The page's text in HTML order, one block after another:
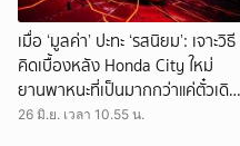
เมื่อ ‘มูลค่า’ ปะทะ ‘รสนิยม’: เจาะวิธี
คิดเบื้องหลัง Honda City ใหม่
ยานพาหนะที่เป็นมากกว่าแค่ตั๋วเดิน
ทาง
26 มิ.ย. เวลา 10.55 น.